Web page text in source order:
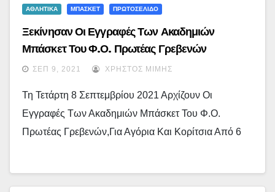
ΑΘΛΗΤΙΚΑ ΜΠΑΣΚΕΤ ΠΡΩΤΟΣΕΛΙΔΟ
Ξεκίνησαν Οι Εγγραφές Των Ακαδημιών
Μπάσκετ Του Φ.Ο. Πρωτέας Γρεβενών
ΣΕΠ 9, 2021 ΧΡΉΣΤΟΣ ΜΊΜΗΣ
Τη Τετάρτη 8 Σεπτεμβρίου 2021 Αρχίζουν Οι
Εγγραφές Των Ακαδημιών Μπάσκετ Του Φ.Ο.
Πρωτέας Γρεβενών,για Αγόρια Και Κορίτσια Από 6